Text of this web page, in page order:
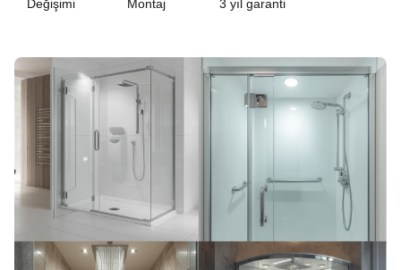
Değişimi Montaj 3 yıl garanti